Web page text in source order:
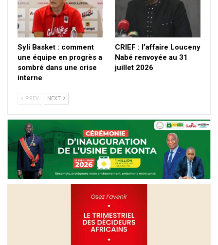
Syli Basket : comment
une équipe en progrès a
sombré dans une crise
interne
CRIEF : l’affaire Louceny
Nabé renvoyée au 31
juillet 2026
PREV NEXT